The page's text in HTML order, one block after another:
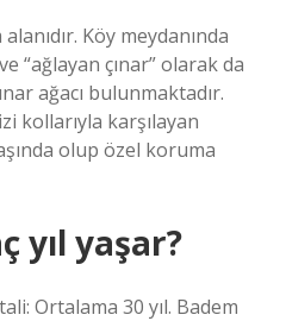
Köy meydanında
“ağlayan çınar” olarak da
ağacı bulunmaktadır.
kollarıyla karşılayan
olup özel koruma
yıl yaşar?
Ortalama 30 yıl. Badem